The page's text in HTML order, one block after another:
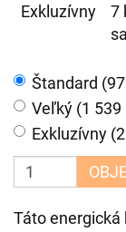
Exkluzívny
7
Štandard
Veľký (1 539
Exkluzívny
Táto